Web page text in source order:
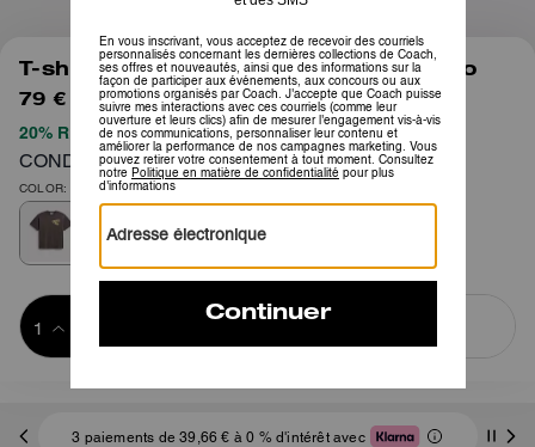
1/4
T-shirt Décontracté Dice En Coton Bio
79 € 180 €
20% REMISE APPLIQUÉE LORS DU PAIEMENT
CONDITIONS GÉNÉRALES COMPLÈTES ICI
COLOR: Teint en noir
3 paiements de 39,66 € à 0 % d'intérêt avec